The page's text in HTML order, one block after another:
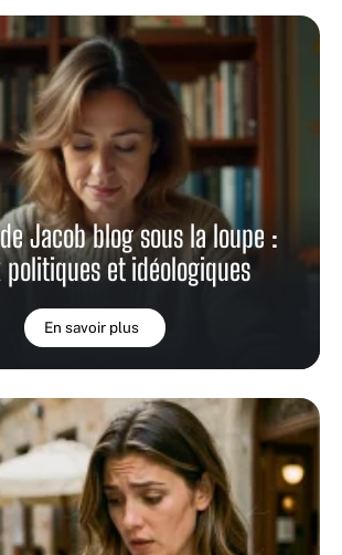
Jacob blog sous la loupe :
politiques et idéologiques
En savoir plus